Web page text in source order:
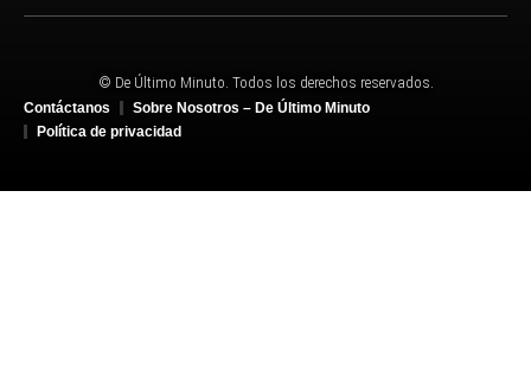
© De Último Minuto. Todos los derechos reservados.
Contáctanos
Sobre Nosotros – De Último Minuto
Política de privacidad